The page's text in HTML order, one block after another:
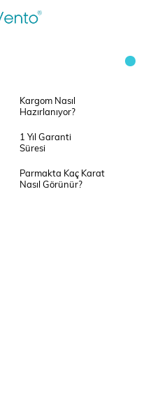
Kargom Nasıl
Hazırlanıyor?
1 Yıl Garanti
Süresi
Parmakta Kaç Karat
Nasıl Görünür?